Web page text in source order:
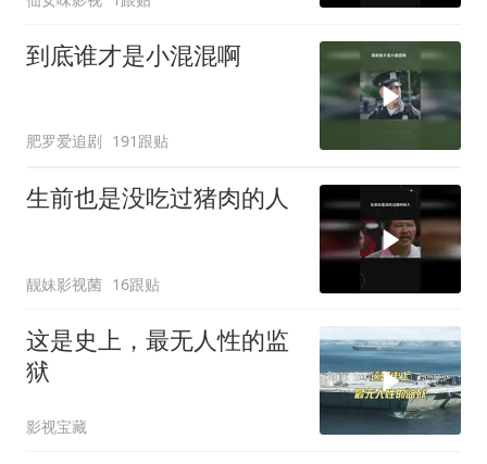
到底谁才是小混混啊
肥罗爱追剧 191跟贴
生前也是没吃过猪肉的人
靓妹影视菌 16跟贴
这是史上，最无人性的监
狱
影视宝藏